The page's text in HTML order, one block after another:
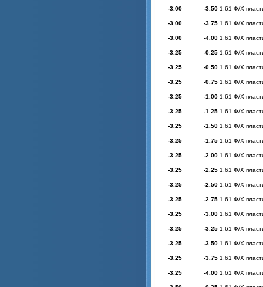
-3.00 -3.50 1.61 Ф/Х
-3.00 -3.75 1.61 Ф/Х
-3.00 -4.00 1.61 Ф/Х
-3.25 -0.25 1.61 Ф/Х
-3.25 -0.50 1.61 Ф/Х
-3.25 -0.75 1.61 Ф/Х
-3.25 -1.00 1.61 Ф/Х
-3.25 -1.25 1.61 Ф/Х
-3.25 -1.50 1.61 Ф/Х
-3.25 -1.75 1.61 Ф/Х
-3.25 -2.00 1.61 Ф/Х
-3.25 -2.25 1.61 Ф/Х
-3.25 -2.50 1.61 Ф/Х
-3.25 -2.75 1.61 Ф/Х
-3.25 -3.00 1.61 Ф/Х
-3.25 -3.25 1.61 Ф/Х
-3.25 -3.50 1.61 Ф/Х
-3.25 -3.75 1.61 Ф/Х
-3.25 -4.00 1.61 Ф/Х